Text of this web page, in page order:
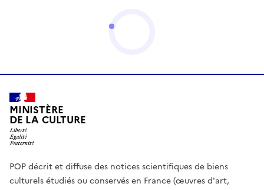
MINISTÈRE
DE LA CULTURE
POP décrit et diffuse des notices scientifiques de biens
culturels étudiés ou conservés en France (œuvres d'art,